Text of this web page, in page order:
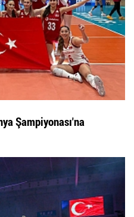
Şampiyonası'na